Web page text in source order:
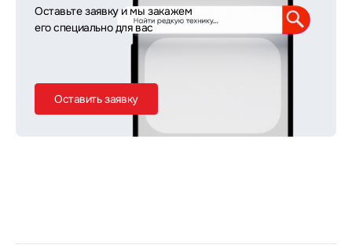
Оставьте заявку и мы закажем
его специально для вас
Оставить заявку